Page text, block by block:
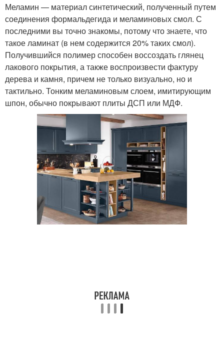
Меламин — материал синтетический, полученный путем
соединения формальдегида и меламиновых смол. С
последними вы точно знакомы, потому что знаете, что
такое ламинат (в нем содержится 20% таких смол).
Получившийся полимер способен воссоздать глянец
лакового покрытия, а также воспроизвести фактуру
дерева и камня, причем не только визуально, но и
тактильно. Тонким меламиновым слоем, имитирующим
шпон, обычно покрывают плиты ДСП или МДФ.